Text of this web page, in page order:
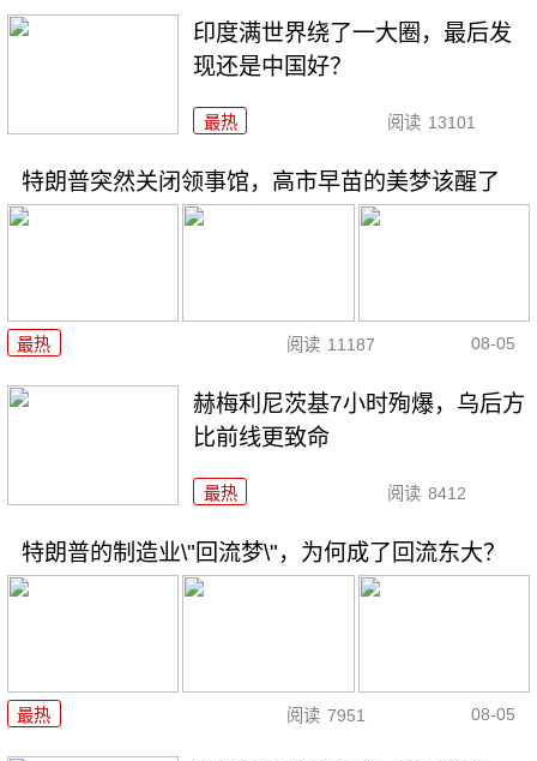
印度满世界绕了一大圈，最后发
现还是中国好？
最热 阅读 13101
特朗普突然关闭领事馆，高市早苗的美梦该醒了
最热 阅读 11187 08-05
赫梅利尼茨基7小时殉爆，乌后方
比前线更致命
最热 阅读 8412
特朗普的制造业\"回流梦\"，为何成了回流东大？
最热 阅读 7951 08-05